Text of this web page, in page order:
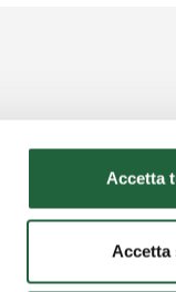
Accetta
Accetta